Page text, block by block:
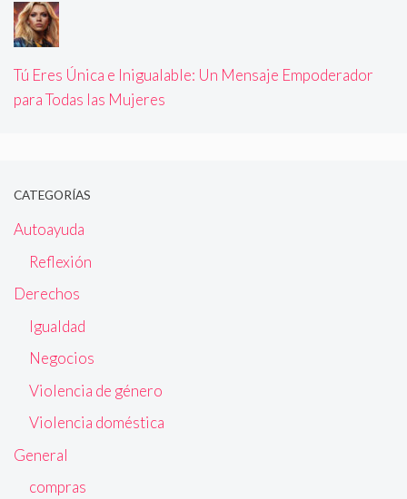
Tú Eres Única e Inigualable: Un Mensaje Empoderador
para Todas las Mujeres
CATEGORÍAS
Autoayuda
Reflexión
Derechos
Igualdad
Negocios
Violencia de género
Violencia doméstica
General
compras